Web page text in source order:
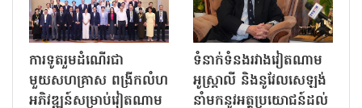
ការទូតរួមដំណើរជា
មួយសហគ្រាស ពង្រីកលំហ
អភិវឌ្ឍន៍សម្រាប់វៀតណាម
ទំនាក់ទំនងរវាងវៀតណាម
អូស្ត្រាលី និងនូវែលសេឡង់
នាំមកនូវអត្ថប្រយោជន៍ដល់